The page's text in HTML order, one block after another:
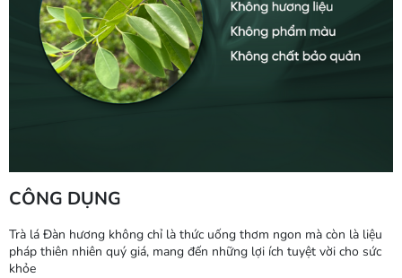
CÔNG DỤNG
Trà lá Đàn hương không chỉ là thức uống thơm ngon mà còn là liệu
pháp thiên nhiên quý giá, mang đến những lợi ích tuyệt vời cho sức
khỏe